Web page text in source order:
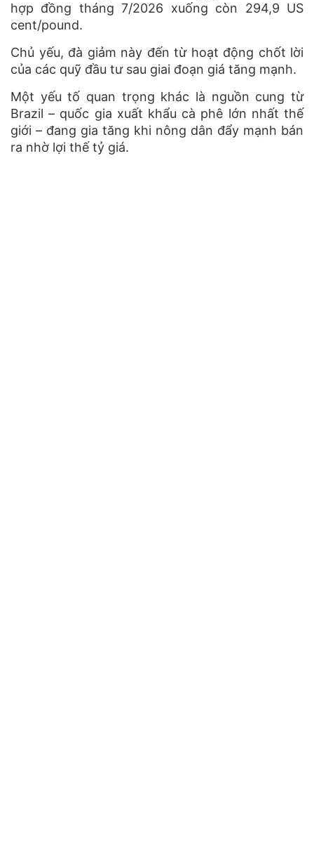
hợp đồng tháng 7/2026 xuống còn 294,9 US
cent/pound.
Chủ yếu, đà giảm này đến từ hoạt động chốt lời
của các quỹ đầu tư sau giai đoạn giá tăng mạnh.
Một yếu tố quan trọng khác là nguồn cung từ
Brazil – quốc gia xuất khẩu cà phê lớn nhất thế
giới – đang gia tăng khi nông dân đẩy mạnh bán
ra nhờ lợi thế tỷ giá.